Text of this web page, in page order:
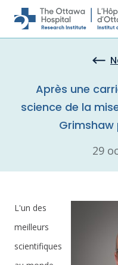
Skip to main content
Après une
science de la
29
L'un des
meilleurs
scientifiques